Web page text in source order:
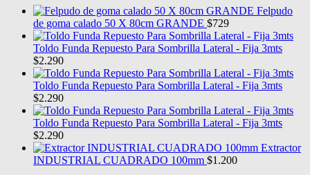
Felpudo
de goma calado 50 X 80cm GRANDE $729
Toldo Funda Repuesto Para Sombrilla Lateral - Fija 3mts
$2.290
Toldo Funda Repuesto Para Sombrilla Lateral - Fija 3mts
$2.290
Toldo Funda Repuesto Para Sombrilla Lateral - Fija 3mts
$2.290
Extractor
INDUSTRIAL CUADRADO 100mm $1.200